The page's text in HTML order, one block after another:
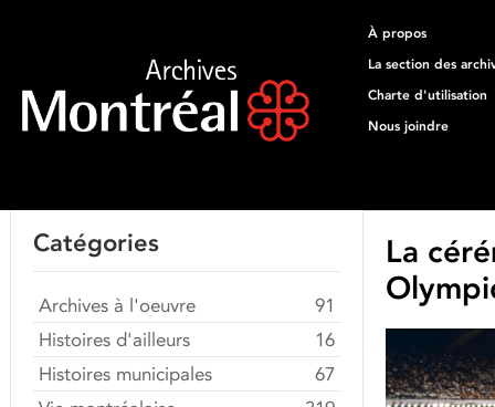
À propos
La section des
Charte d'utilisation
Nous joindre
La
Catégories
Archives à l'oeuvre
91
Histoires d'ailleurs
16
Histoires municipales
67